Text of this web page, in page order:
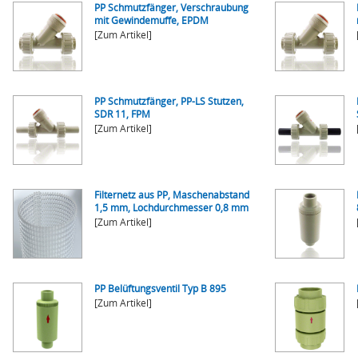
PP Schmutzfänger, Verschraubung
mit Gewindemuffe, EPDM
[Zum Artikel]
PP Schmutzfänger, PP-LS Stutzen,
SDR 11, FPM
[Zum Artikel]
Filternetz aus PP, Maschenabstand
1,5 mm, Lochdurchmesser 0,8 mm
[Zum Artikel]
PP Belüftungsventil Typ B 895
[Zum Artikel]